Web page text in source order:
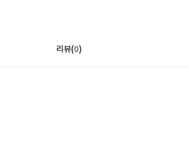
리뷰(0)